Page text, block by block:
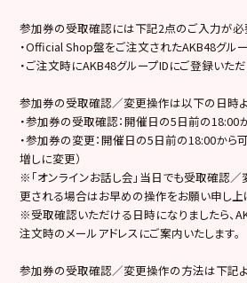
参加券の受取確認には下記2点のご入力が必
・Official Shop盤をご注文されたAKB48グル
・ご注文時にAKB48グループIDにご登録いた
参加券の受取確認／変更操作は以下の日時よ
・参加券の受取確認：開催日の5日前の18:00
・参加券の変更：開催日の5日前の18:00から可
増しに変更）
※「オンラインお話し会」当日でも受取確認
更される場合はお早めの操作をお願い申し上
※受取確認いただける日時になりましたら、
注文時のメールアドレスにご案内いたします。
参加券の受取確認／変更操作の方法は下記よ